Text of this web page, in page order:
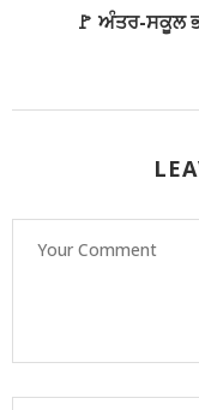
🚩 ਅੰਤਰ-ਸਕੂਲ